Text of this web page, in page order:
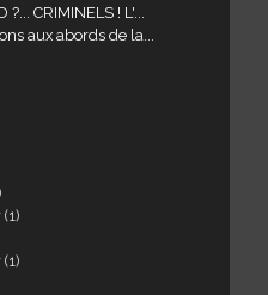
CRIMINELS ! L'...
aux abords de la...
(1)
(1)